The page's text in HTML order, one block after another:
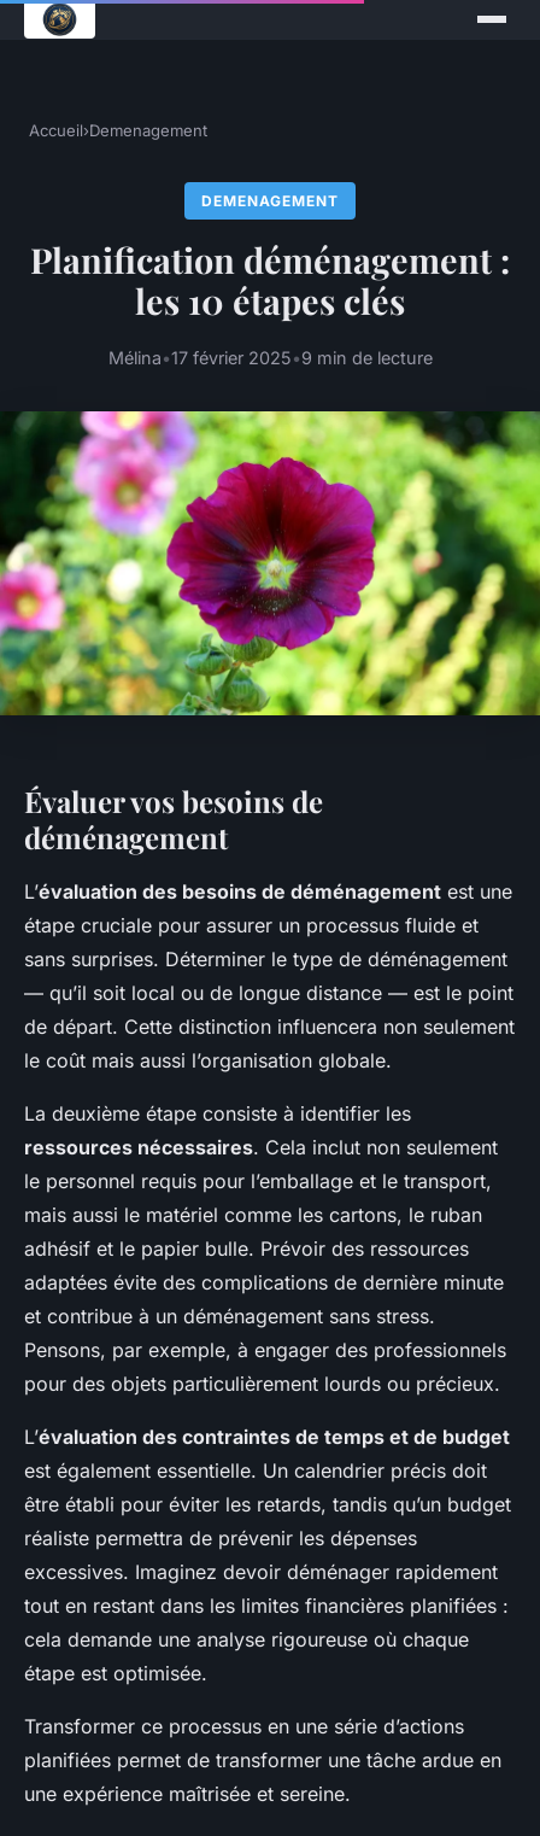
Accueil›Demenagement
DEMENAGEMENT
Planification déménagement :
les 10 étapes clés
Mélina•17 février 2025•9 min de lecture
Évaluer vos besoins de
déménagement
L’évaluation des besoins de déménagement est une
étape cruciale pour assurer un processus fluide et
sans surprises. Déterminer le type de déménagement
— qu’il soit local ou de longue distance — est le point
de départ. Cette distinction influencera non seulement
le coût mais aussi l’organisation globale.
La deuxième étape consiste à identifier les
ressources nécessaires. Cela inclut non seulement
le personnel requis pour l’emballage et le transport,
mais aussi le matériel comme les cartons, le ruban
adhésif et le papier bulle. Prévoir des ressources
adaptées évite des complications de dernière minute
et contribue à un déménagement sans stress.
Pensons, par exemple, à engager des professionnels
pour des objets particulièrement lourds ou précieux.
L’évaluation des contraintes de temps et de budget
est également essentielle. Un calendrier précis doit
être établi pour éviter les retards, tandis qu’un budget
réaliste permettra de prévenir les dépenses
excessives. Imaginez devoir déménager rapidement
tout en restant dans les limites financières planifiées :
cela demande une analyse rigoureuse où chaque
étape est optimisée.
Transformer ce processus en une série d’actions
planifiées permet de transformer une tâche ardue en
une expérience maîtrisée et sereine.